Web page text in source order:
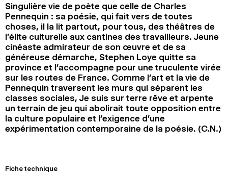
RECHERCHE
Singulière vie de poète que celle de Charles
Pennequin : sa poésie, qui fait vers de toutes
choses, il la lit partout, pour tous, des théâtres de
l’élite culturelle aux cantines des travailleurs. Jeune
cinéaste admirateur de son œuvre et de sa
généreuse démarche, Stephen Loye quitte sa
province et l’accompagne pour une truculente virée
sur les routes de France. Comme l’art et la vie de
Pennequin traversent les murs qui séparent les
classes sociales, Je suis sur terre rêve et arpente
un terrain de jeu qui abolirait toute opposition entre
la culture populaire et l’exigence d’une
expérimentation contemporaine de la poésie. (C.N.)
Fiche technique